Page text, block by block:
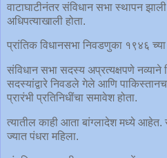
वाटाघाटीनंतर संविधान सभा स्थापन
अधिपत्याखाली होता.
प्रांतिक विधानसभा निवडणुका १९४६
संविधान सभा सदस्य अप्रत्यक्षपणे नव्याने
सदस्यांद्वारे निवडले गेले आणि पाकिस्तानचा
प्रारंभी प्रतिनिधींचा समावेश होता.
त्यातील काही आता बांग्लादेश मध्ये आहेत.
ज्यात पंधरा महिला.